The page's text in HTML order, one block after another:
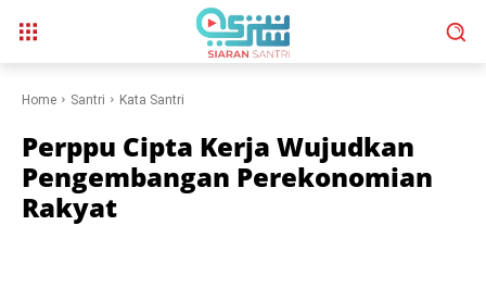
Home Santri Kata Santri
Perppu Cipta Kerja Wujudkan
Pengembangan Perekonomian
Rakyat